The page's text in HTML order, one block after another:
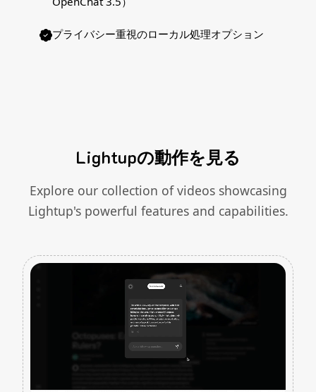
プライバシー重視のローカル処理オプション
Lightupの動作を見る
Explore our collection of videos showcasing
Lightup's powerful features and capabilities.